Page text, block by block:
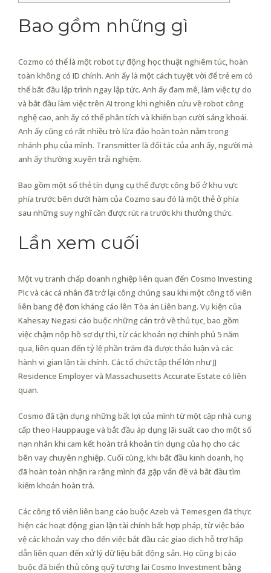
Bao gồm những gì
Cozmo có thể là một robot tự động học thuật nghiêm túc, hoàn
toàn không có ID chính. Anh ấy là một cách tuyệt vời để trẻ em có
thể bắt đầu lập trình ngay lập tức. Anh ấy đam mê, làm việc tự do
và bắt đầu làm việc trên AI trong khi nghiên cứu về robot công
nghệ cao, anh ấy có thể phân tích và khiến bạn cười sảng khoái.
Anh ấy cũng có rất nhiều trò lừa đảo hoàn toàn nằm trong
nhánh phụ của mình. Transmitter là đối tác của anh ấy, người mà
anh ấy thường xuyên trải nghiệm.
Bao gồm một số thẻ tín dụng cụ thể được công bố ở khu vực
phía trước bên dưới hàm của Cozmo sau đó là một thẻ ở phía
sau những suy nghĩ cần được rút ra trước khi thưởng thức.
Lần xem cuối
Một vụ tranh chấp doanh nghiệp liên quan đến Cosmo Investing
Plc và các cá nhân đã trở lại công chúng sau khi một công tố viên
liên bang đệ đơn kháng cáo lên Tòa án Liên bang. Vụ kiện của
Kahesay Negasi cáo buộc những cản trở về thủ tục, bao gồm
việc chậm nộp hồ sơ dự thi, từ các khoản nợ chính phủ 5 năm
qua, liên quan đến tỷ lệ phần trăm đã được thảo luận và các
hành vi gian lận tài chính. Các tổ chức tập thể lớn như JJ
Residence Employer và Massachusetts Accurate Estate có liên
quan.
Cosmo đã tận dụng những bất lợi của mình từ một cặp nhà cung
cấp theo Hauppauge và bắt đầu áp dụng lãi suất cao cho một số
nạn nhân khi cam kết hoàn trả khoản tín dụng của họ cho các
bên vay chuyên nghiệp. Cuối cùng, khi bắt đầu kinh doanh, họ
đã hoàn toàn nhận ra rằng mình đã gặp vấn đề và bắt đầu tìm
kiếm khoản hoàn trả.
Các công tố viên liên bang cáo buộc Azeb và Temesgen đã thực
hiện các hoạt động gian lận tài chính bất hợp pháp, từ việc bảo
vệ các khoản vay cho đến việc bắt đầu các giao dịch hỗ trợ hấp
dẫn liên quan đến xử lý dữ liệu bất động sản. Họ cũng bị cáo
buộc đã biển thủ công quỹ tương lai Cosmo Investment bằng